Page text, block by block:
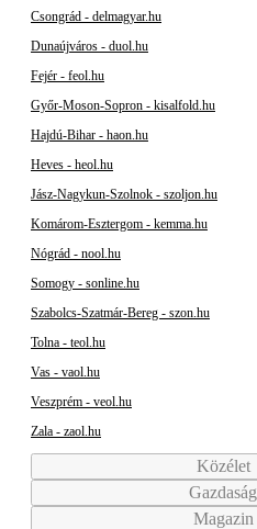
Csongrád - delmagyar.hu
Dunaújváros - duol.hu
Fejér - feol.hu
Győr-Moson-Sopron - kisalfold.hu
Hajdú-Bihar - haon.hu
Heves - heol.hu
Jász-Nagykun-Szolnok - szoljon.hu
Komárom-Esztergom - kemma.hu
Nógrád - nool.hu
Somogy - sonline.hu
Szabolcs-Szatmár-Bereg - szon.hu
Tolna - teol.hu
Vas - vaol.hu
Veszprém - veol.hu
Zala - zaol.hu
Közélet
Gazdaság
Magazin